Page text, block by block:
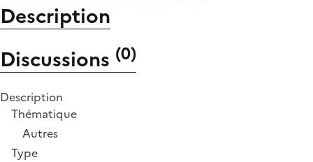
Description
Discussions (0)
Description
Thématique
Autres
Type